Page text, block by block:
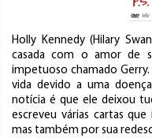
Holly Kennedy (Hilary
casada com o amor de
impetuoso chamado
vida devido a uma
notícia é que ele deixou
escreveu várias cartas
mas também por sua